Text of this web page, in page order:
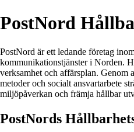
PostNord
PostNord är ett ledande företag
kommunikationstjänster i Norden.
verksamhet och affärsplan. Genom
metoder och socialt ansvartarbete
miljöpåverkan och främja hållbar
PostNords